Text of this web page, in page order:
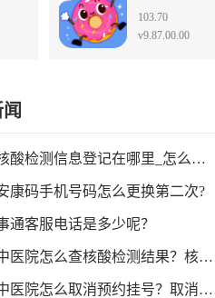
103.70
v9.87.00.00
皖事通核酸检测信息登记在哪里_怎么弄?详细图文教程
康码手机号码怎么更换第二次?
通客服电话是多少呢？
广东省中医院怎么查核酸检测结果？核酸检测结果查询方法
广东省中医院怎么取消预约挂号？取消挂号方法